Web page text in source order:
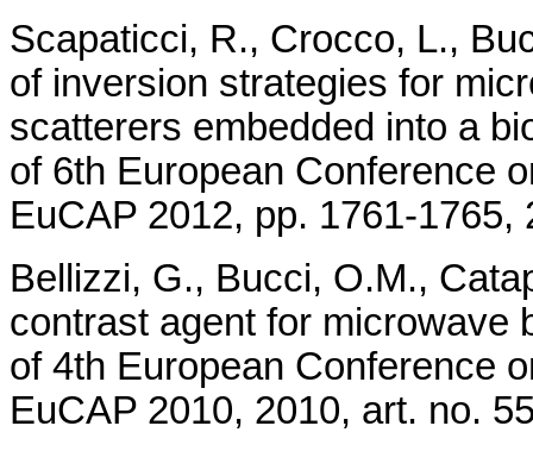
Scapaticci, R., Crocco, L.,
of inversion strategies for
scatterers embedded into a
of 6th European Conference
EuCAP 2012, pp. 1761-1765,
Bellizzi, G., Bucci, O.M.,
contrast agent for microwave
of 4th European Conference
EuCAP 2010, 2010, art. no.